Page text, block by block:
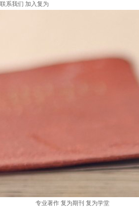
联系我们 加入复为
专业著作 复为期刊 复为学堂